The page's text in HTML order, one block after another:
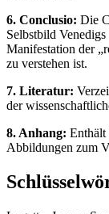
6. Conclusio: Die
Selbstbild
Manifestation der
zu verstehen ist.
7. Literatur:
der
8. Anhang: Enthält
Abbildungen zum